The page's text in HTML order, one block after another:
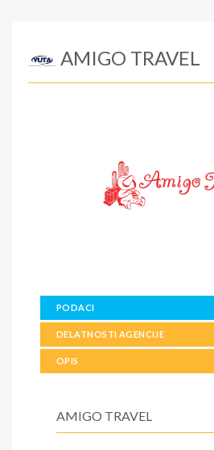
AMIGO TRAVEL
PODACI
DELATNOSTI AGENCIJE
OPIS
AMIGO TRAVEL